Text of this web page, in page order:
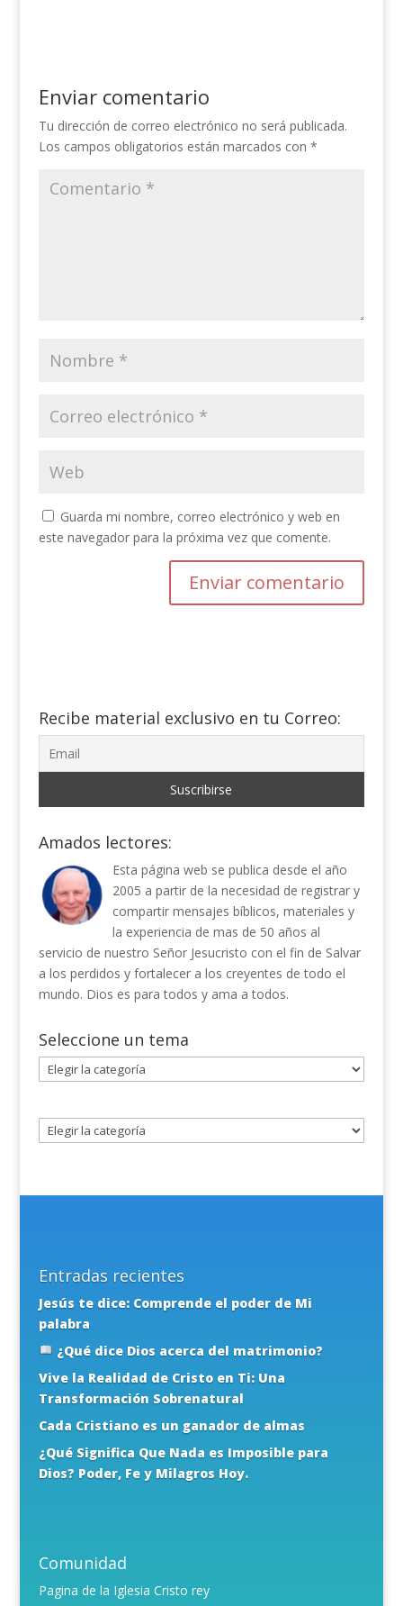
Enviar comentario
Tu dirección de correo electrónico no será publicada.
Los campos obligatorios están marcados con *
Guarda mi nombre, correo electrónico y web en
este navegador para la próxima vez que comente.
Recibe material exclusivo en tu Correo:
Amados lectores:
Esta página web se publica desde el año
2005 a partir de la necesidad de registrar y
compartir mensajes bíblicos, materiales y
la experiencia de mas de 50 años al
servicio de nuestro Señor Jesucristo con el fin de Salvar
a los perdidos y fortalecer a los creyentes de todo el
mundo. Dios es para todos y ama a todos.
Seleccione un tema
Seleccione
un
Entradas recientes
Jesús te dice: Comprende el poder de Mi
palabra
¿Qué dice Dios acerca del matrimonio?
Vive la Realidad de Cristo en Ti: Una
Transformación Sobrenatural
Cada Cristiano es un ganador de almas
¿Qué Significa Que Nada es Imposible para
Dios? Poder, Fe y Milagros Hoy.
Comunidad
Pagina de la Iglesia Cristo rey